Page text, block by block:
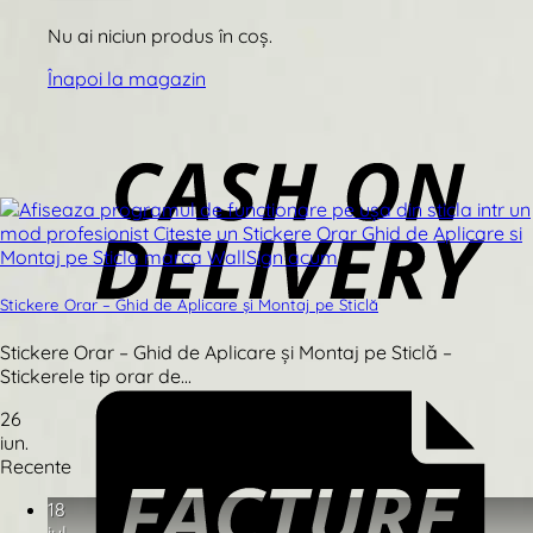
Nu ai niciun produs în coș.
Înapoi la magazin
Stickere Orar – Ghid de Aplicare și Montaj pe Sticlă
Stickere Orar – Ghid de Aplicare și Montaj pe Sticlă –
Stickerele tip orar de...
26
iun.
Recente
18